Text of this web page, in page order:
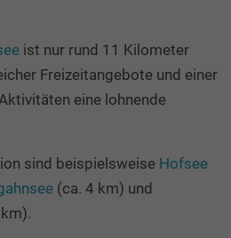
ist nur rund 11 Kilometer
Freizeitangebote und einer
eine lohnende
sind beispielsweise Hofsee
(ca. 4 km) und